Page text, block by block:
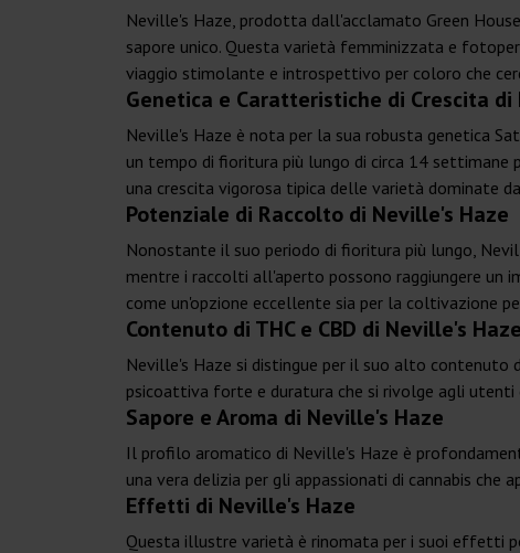
Neville's Haze, prodotta dall'acclamato Green
sapore unico. Questa varietà femminizzata e
viaggio stimolante e introspettivo per coloro che
Genetica e Caratteristiche di Crescita di
Neville's Haze è nota per la sua robusta genetica
un tempo di fioritura più lungo di circa 14
una crescita vigorosa tipica delle varietà dominate
Potenziale di Raccolto di Neville's Haze
Nonostante il suo periodo di fioritura più lungo,
mentre i raccolti all'aperto possono raggiungere un
come un'opzione eccellente sia per la coltivazione
Contenuto di THC e CBD di Neville's
Neville's Haze si distingue per il suo alto contenuto
psicoattiva forte e duratura che si rivolge agli
Sapore e Aroma di Neville's Haze
Il profilo aromatico di Neville's Haze è
una vera delizia per gli appassionati di cannabis
Effetti di Neville's Haze
Questa illustre varietà è rinomata per i suoi effetti